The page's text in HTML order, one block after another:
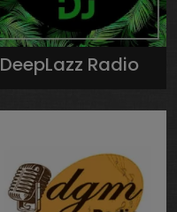
DeepLazz Radio